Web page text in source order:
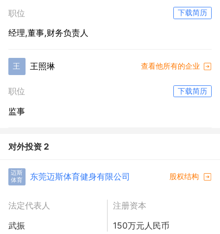
职位 下载简历
经理,董事,财务负责人
王 王照琳 查看他所有的企业
职位 下载简历
监事
对外投资 2
迈斯
体育
东莞迈斯体育健身有限公司 股权结构
法定代表人
武振
注册资本
150万元人民币